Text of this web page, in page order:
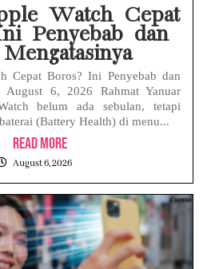
Watch Cepat
Penyebab dan
Cepat Boros? Ini Penyebab dan
August 6, 2026 Rahmat Yanuar
belum ada sebulan, tetapi
(Battery Health) di menu...
Read More
August 6, 2026